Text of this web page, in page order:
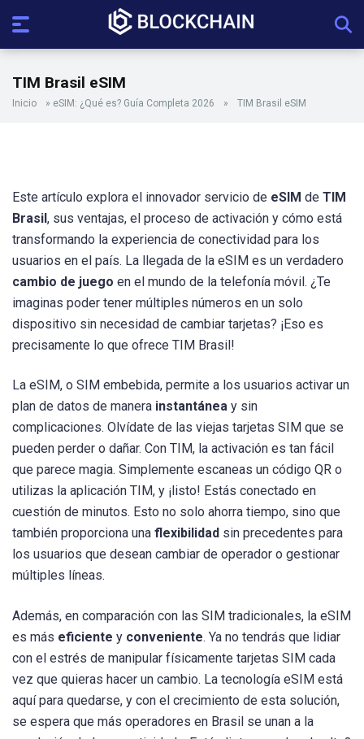
TIM Brasil eSIM
Inicio » eSIM: ¿Qué es? Guía Completa 2026 » TIM Brasil eSIM
Este artículo explora el innovador servicio de eSIM de TIM
Brasil , sus ventajas, el proceso de activación y cómo está
transformando la experiencia de conectividad para los
usuarios en el país. La llegada de la eSIM es un verdadero
cambio de juego en el mundo de la telefonía móvil. ¿Te
imaginas poder tener múltiples números en un solo
dispositivo sin necesidad de cambiar tarjetas? ¡Eso es
precisamente lo que ofrece TIM Brasil!
La eSIM, o SIM embebida, permite a los usuarios activar un
plan de datos de manera instantánea y sin
complicaciones. Olvídate de las viejas tarjetas SIM que se
pueden perder o dañar. Con TIM, la activación es tan fácil
que parece magia. Simplemente escaneas un código QR o
utilizas la aplicación TIM, y ¡listo! Estás conectado en
cuestión de minutos. Esto no solo ahorra tiempo, sino que
también proporciona una flexibilidad sin precedentes para
los usuarios que desean cambiar de operador o gestionar
múltiples líneas.
Además, en comparación con las SIM tradicionales, la eSIM
es más eficiente y conveniente. Ya no tendrás que lidiar
con el estrés de manipular físicamente tarjetas SIM cada
vez que quieras hacer un cambio. La tecnología eSIM está
aquí para quedarse, y con el crecimiento de esta solución,
se espera que más operadores en Brasil se unan a la